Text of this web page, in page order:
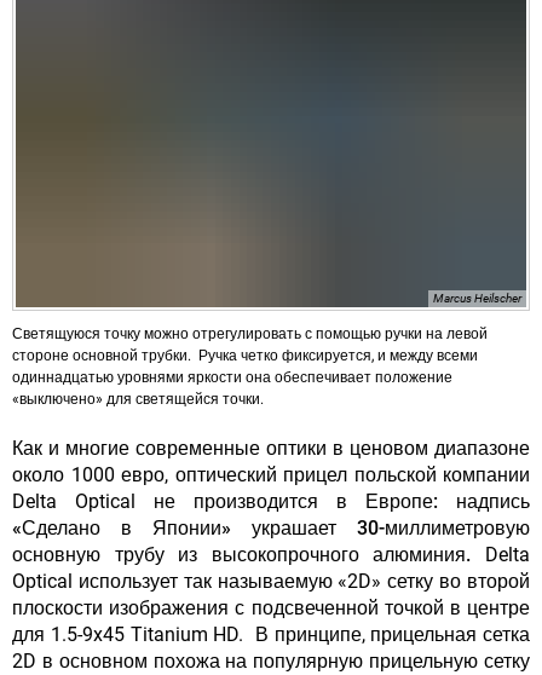
Marcus Heilscher
Светящуюся точку можно отрегулировать с помощью ручки на левой
стороне основной трубки. Ручка четко фиксируется, и между всеми
одиннадцатью уровнями яркости она обеспечивает положение
«выключено» для светящейся точки.
Как и многие современные оптики в ценовом диапазоне
около 1000 евро, оптический прицел польской компании
Delta Optical не производится в Европе: надпись
«Сделано в Японии» украшает 30-миллиметровую
основную трубу из высокопрочного алюминия. Delta
Optical использует так называемую «2D» сетку во второй
плоскости изображения с подсвеченной точкой в ​​центре
для 1.5-9x45 Titanium HD. В принципе, прицельная сетка
2D в основном похожа на популярную прицельную сетку